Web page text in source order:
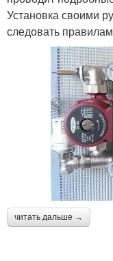
Установка своими
следовать
читать дальше →